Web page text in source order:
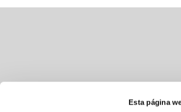
Esta página